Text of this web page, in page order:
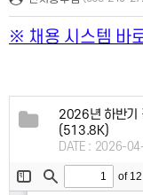
※ 채용 시스템 바
2026년 하반기
(513.8K)
DATE : 2026-